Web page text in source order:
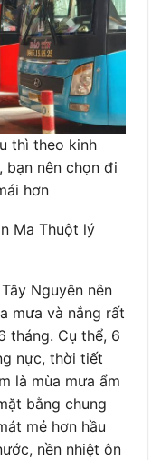
thì theo kinh
bạn nên chọn đi
hơn
Ma Thuột lý
Nguyên nên
mưa và nắng rất
tháng. Cụ thể, 6
nực, thời tiết
là mùa mưa ẩm
bằng chung
mẻ hơn hầu
nền nhiệt ôn